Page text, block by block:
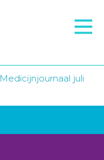
Medicijnjournaal juli